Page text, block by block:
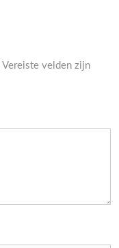
Vereiste velden zijn